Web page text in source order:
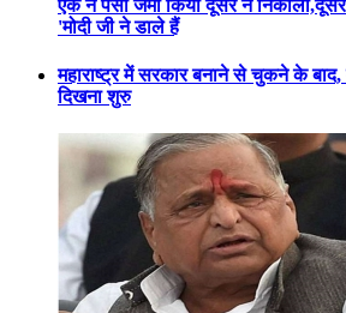
एक ने पैसा जमा किया दूसरे ने
'मोदी जी ने डाले हैं
महाराष्ट्र में सरकार बनाने से चुकने के बाद,
दिखना शुरु